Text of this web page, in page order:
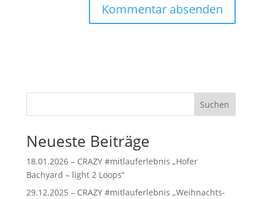
Suchen
Neueste Beiträge
18.01.2026 – CRAZY #mitlauferlebnis „Hofer
Bachyard – light 2 Loops“
29.12.2025 – CRAZY #mitlauferlebnis „Weihnachts-